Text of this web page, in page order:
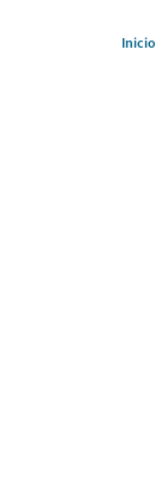
Inicio